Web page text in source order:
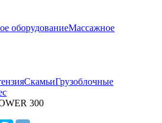
оборудованиеМассажное
СкамьиГрузоблочные
300